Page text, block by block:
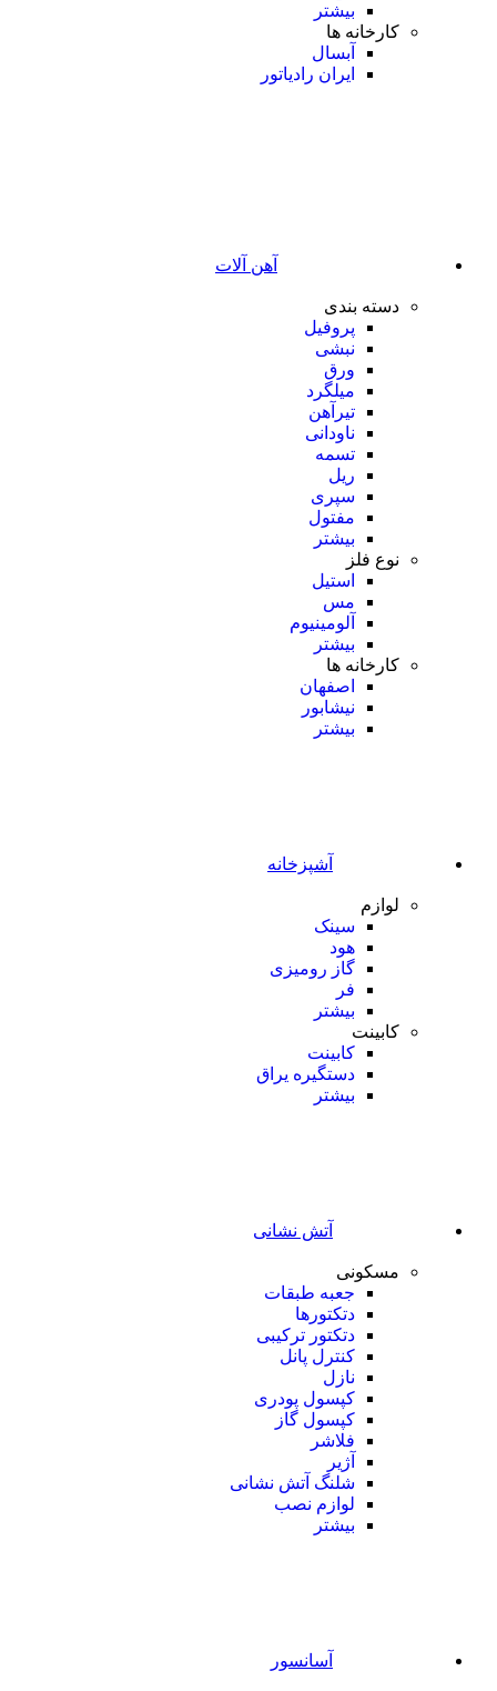
بیشتر
کارخانه ها
آبسال
ایران رادیاتور
آهن آلات
دسته بندی
پروفیل
نبشی
ورق
میلگرد
تیرآهن
ناودانی
تسمه
ریل
سپری
مفتول
بیشتر
نوع فلز
استیل
مس
آلومینیوم
بیشتر
کارخانه ها
اصفهان
نیشابور
بیشتر
آشپزخانه
لوازم
سینک
هود
گاز رومیزی
فر
بیشتر
کابینت
کابینت
دستگیره یراق
بیشتر
آتش نشانی
مسکونی
جعبه طبقات
دتکتورها
دتکتور ترکیبی
کنترل پانل
نازل
کپسول پودری
کپسول گاز
فلاشر
آژیر
شلنگ آتش نشانی
لوازم نصب
بیشتر
آسانسور